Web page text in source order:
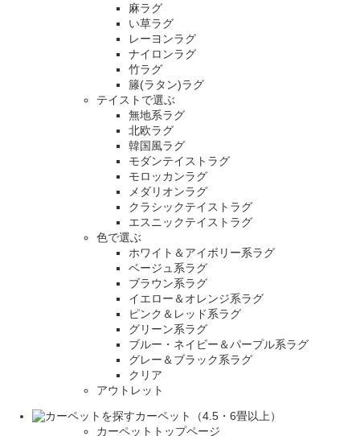
麻ラグ
い草ラグ
レーヨンラグ
ナイロンラグ
竹ラグ
籐(ラタン)ラグ
テイストで選ぶ
無地系ラグ
北欧ラグ
韓国風ラグ
モダンテイストラグ
モロッカンラグ
メダリオンラグ
クラシックテイストラグ
エスニックテイストラグ
色で選ぶ
ホワイト＆アイボリー系ラグ
ベージュ系ラグ
ブラウン系ラグ
イエロー＆オレンジ系ラグ
ピンク＆レッド系ラグ
グリーン系ラグ
ブルー・ネイビー＆パープル系ラグ
グレー＆ブラック系ラグ
クリア
アウトレット
カーペット（4.5・6畳以上）
カーペットトップページ